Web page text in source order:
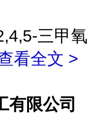
三甲氧
看全文 >
有限公司